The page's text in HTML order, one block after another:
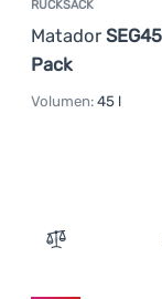
RUCKSACK
Matador
Pack
Volumen: 45 l
Zum